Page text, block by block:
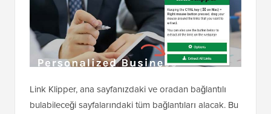
Link Klipper, ana sayfanızdaki ve oradan bağlantılı
bulabileceği sayfalarındaki tüm bağlantıları alacak. Bu